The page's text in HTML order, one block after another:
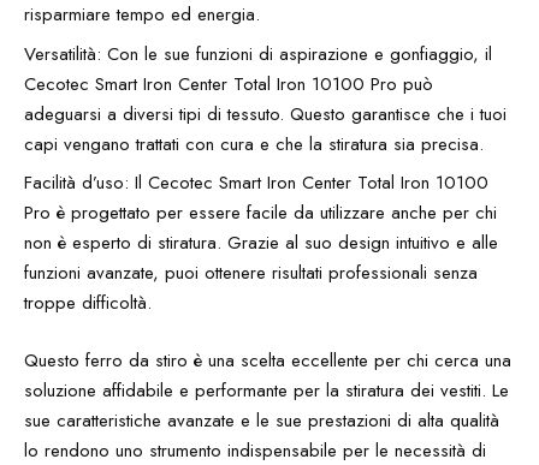
risparmiare tempo ed energia.
Versatilità: Con le sue funzioni di aspirazione e gonfiaggio, il
Cecotec Smart Iron Center Total Iron 10100 Pro può
adeguarsi a diversi tipi di tessuto. Questo garantisce che i tuoi
capi vengano trattati con cura e che la stiratura sia precisa.
Facilità d’uso: Il Cecotec Smart Iron Center Total Iron 10100
Pro è progettato per essere facile da utilizzare anche per chi
non è esperto di stiratura. Grazie al suo design intuitivo e alle
funzioni avanzate, puoi ottenere risultati professionali senza
troppe difficoltà.
Questo ferro da stiro è una scelta eccellente per chi cerca una
soluzione affidabile e performante per la stiratura dei vestiti. Le
sue caratteristiche avanzate e le sue prestazioni di alta qualità
lo rendono uno strumento indispensabile per le necessità di